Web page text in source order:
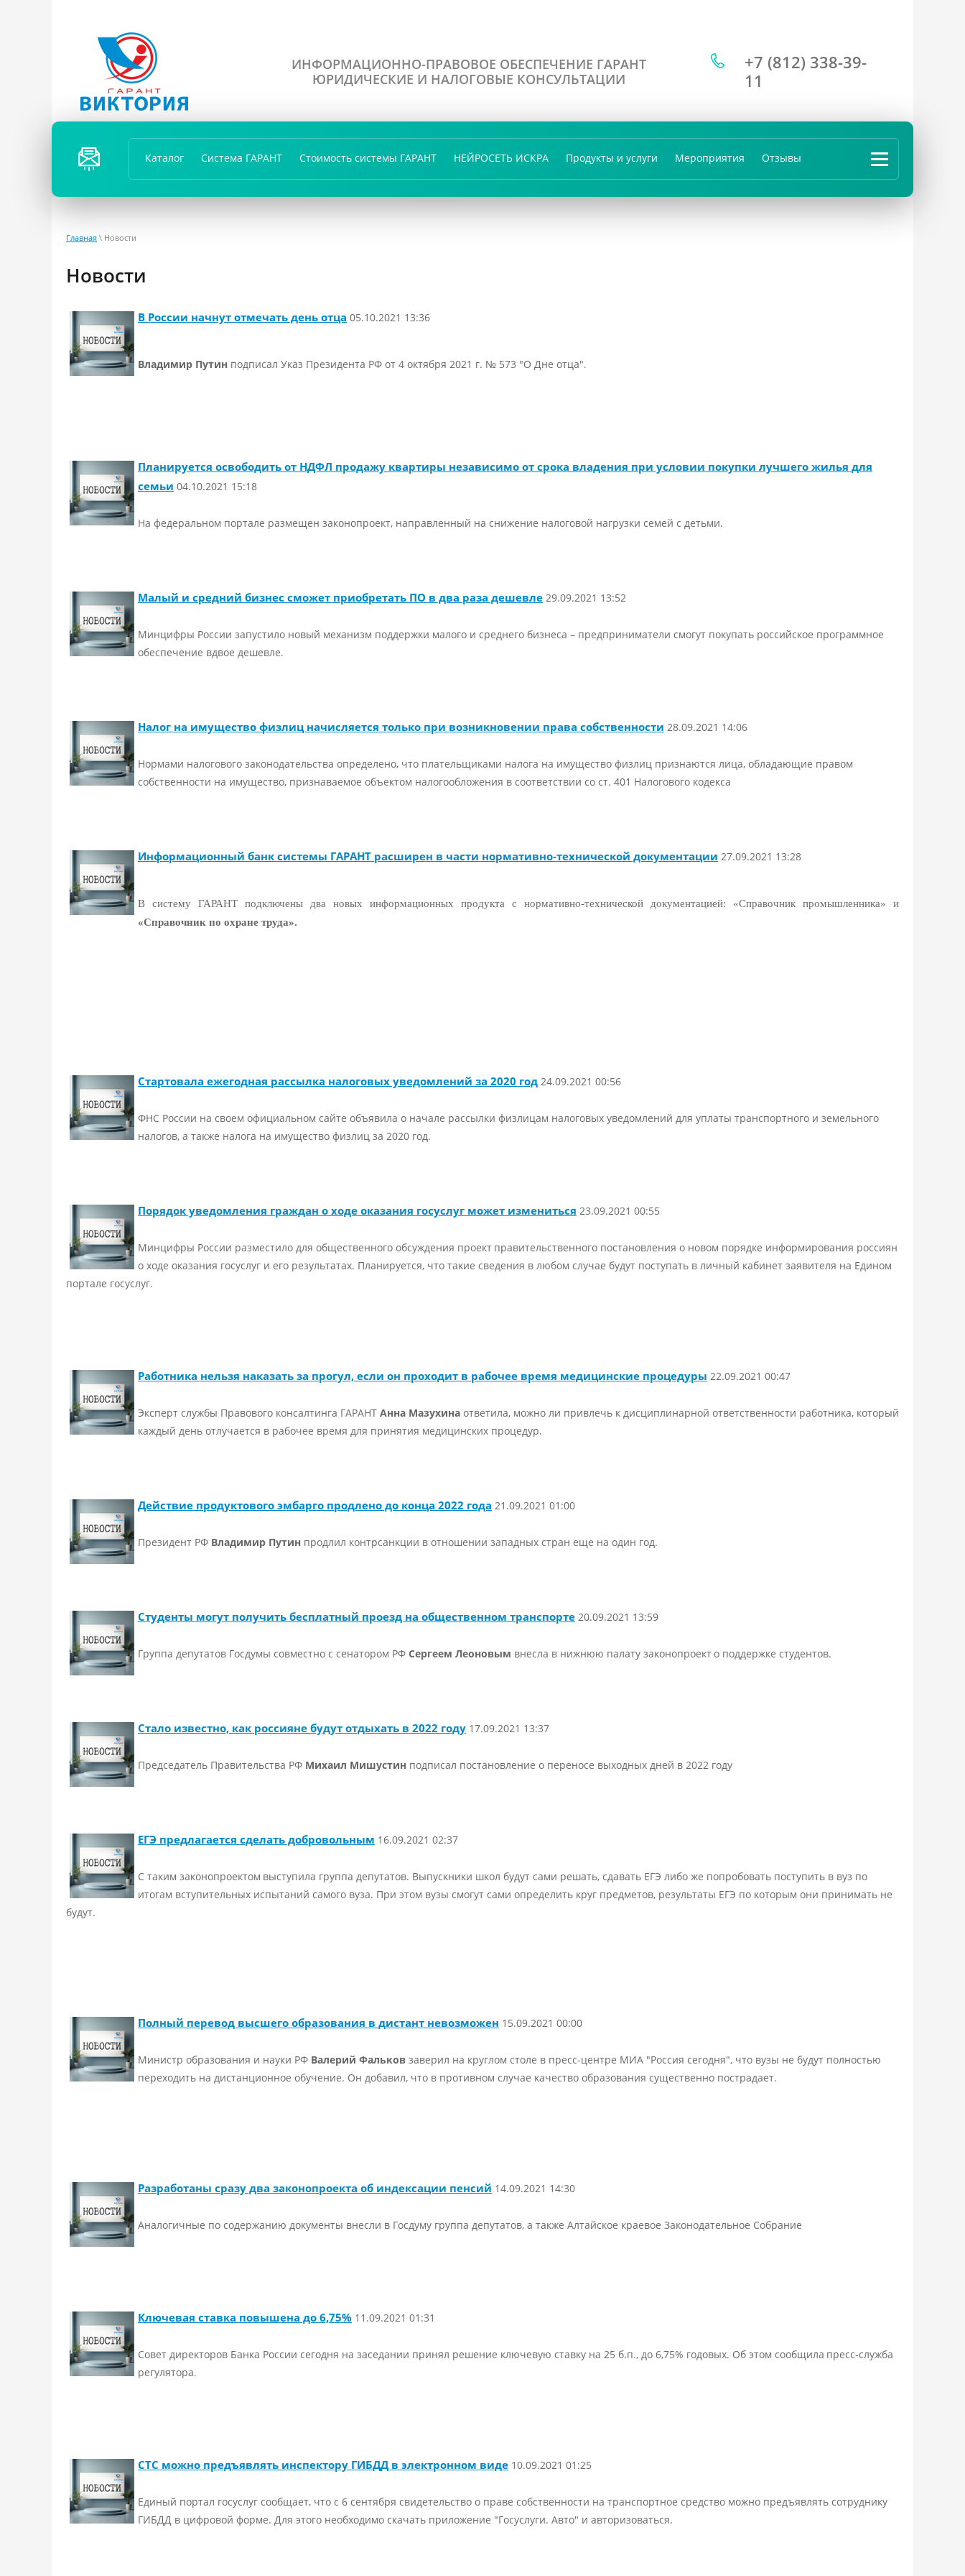
ИНФОРМАЦИОННО-ПРАВОВОЕ ОБЕСПЕЧЕНИЕ ГАРАНТ
ЮРИДИЧЕСКИЕ И НАЛОГОВЫЕ КОНСУЛЬТАЦИИ
+7 (812) 338-39-
11
ПЕРЕЗ
ВОНИ
ТЬ
Каталог Система ГАРАНТ Стоимость системы ГАРАНТ НЕЙРОСЕТЬ ИСКРА Продукты и услуги Мероприятия Отзывы ...
Главная \ Новости
Новости
В России начнут отмечать день отца 05.10.2021 13:36
Владимир Путин подписал Указ Президента РФ от 4 октября 2021 г. № 573 "О Дне отца".
Планируется освободить от НДФЛ продажу квартиры независимо от срока владения при условии покупки лучшего жилья для
семьи 04.10.2021 15:18
На федеральном портале размещен законопроект, направленный на снижение налоговой нагрузки семей с детьми.
Малый и средний бизнес сможет приобретать ПО в два раза дешевле 29.09.2021 13:52
Минцифры России запустило новый механизм поддержки малого и среднего бизнеса – предприниматели смогут покупать российское программное
обеспечение вдвое дешевле.
Налог на имущество физлиц начисляется только при возникновении права собственности 28.09.2021 14:06
Нормами налогового законодательства определено, что плательщиками налога на имущество физлиц признаются лица, обладающие правом
собственности на имущество, признаваемое объектом налогообложения в соответствии со ст. 401 Налогового кодекса
Информационный банк системы ГАРАНТ расширен в части нормативно-технической документации 27.09.2021 13:28
В систему ГАРАНТ подключены два новых информационных продукта с нормативно-технической документацией: «Справочник промышленника» и
«Справочник по охране труда».
Стартовала ежегодная рассылка налоговых уведомлений за 2020 год 24.09.2021 00:56
ФНС России на своем официальном сайте объявила о начале рассылки физлицам налоговых уведомлений для уплаты транспортного и земельного
налогов, а также налога на имущество физлиц за 2020 год.
Порядок уведомления граждан о ходе оказания госуслуг может измениться 23.09.2021 00:55
Минцифры России разместило для общественного обсуждения проект правительственного постановления о новом порядке информирования россиян
о ходе оказания госуслуг и его результатах. Планируется, что такие сведения в любом случае будут поступать в личный кабинет заявителя на Едином
портале госуслуг.
Работника нельзя наказать за прогул, если он проходит в рабочее время медицинские процедуры 22.09.2021 00:47
Эксперт службы Правового консалтинга ГАРАНТ Анна Мазухина ответила, можно ли привлечь к дисциплинарной ответственности работника, который
каждый день отлучается в рабочее время для принятия медицинских процедур.
Действие продуктового эмбарго продлено до конца 2022 года 21.09.2021 01:00
Президент РФ Владимир Путин продлил контрсанкции в отношении западных стран еще на один год.
Студенты могут получить бесплатный проезд на общественном транспорте 20.09.2021 13:59
Группа депутатов Госдумы совместно с сенатором РФ Сергеем Леоновым внесла в нижнюю палату законопроекто поддержке студентов.
Стало известно, как россияне будут отдыхать в 2022 году 17.09.2021 13:37
Председатель Правительства РФ Михаил Мишустин подписал постановление о переносе выходных дней в 2022 году
ЕГЭ предлагается сделать добровольным 16.09.2021 02:37
С таким законопроектом выступила группа депутатов. Выпускники школ будут сами решать, сдавать ЕГЭ либо же попробовать поступить в вуз по
итогам вступительных испытаний самого вуза. При этом вузы смогут сами определить круг предметов, результаты ЕГЭ по которым они принимать не
будут.
Полный перевод высшего образования в дистант невозможен 15.09.2021 00:00
Министр образования и науки РФ Валерий Фальков заверил на круглом столе в пресс-центре МИА "Россия сегодня", что вузы не будут полностью
переходить на дистанционное обучение. Он добавил, что в противном случае качество образования существенно пострадает.
Разработаны сразу два законопроекта об индексации пенсий 14.09.2021 14:30
Аналогичные по содержанию документы внесли в Госдуму группа депутатов, а также Алтайское краевое Законодательное Собрание
Ключевая ставка повышена до 6,75% 11.09.2021 01:31
Совет директоров Банка России сегодня на заседании принял решение ключевую ставку на 25 б.п., до 6,75% годовых. Об этом сообщила пресс-служба
регулятора.
СТС можно предъявлять инспектору ГИБДД в электронном виде 10.09.2021 01:25
Единый портал госуслуг сообщает, что с 6 сентября свидетельство о праве собственности на транспортное средство можно предъявлять сотруднику
ГИБДД в цифровой форме. Для этого необходимо скачать приложение "Госуслуги. Авто" и авторизоваться.